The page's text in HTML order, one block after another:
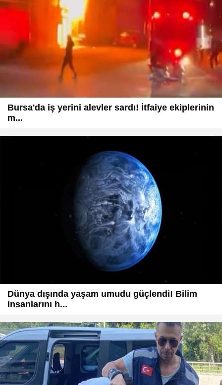
Bursa'da iş yerini alevler sardı! İtfaiye ekiplerinin
m...
Dünya dışında yaşam umudu güçlendi! Bilim
insanlarını h...